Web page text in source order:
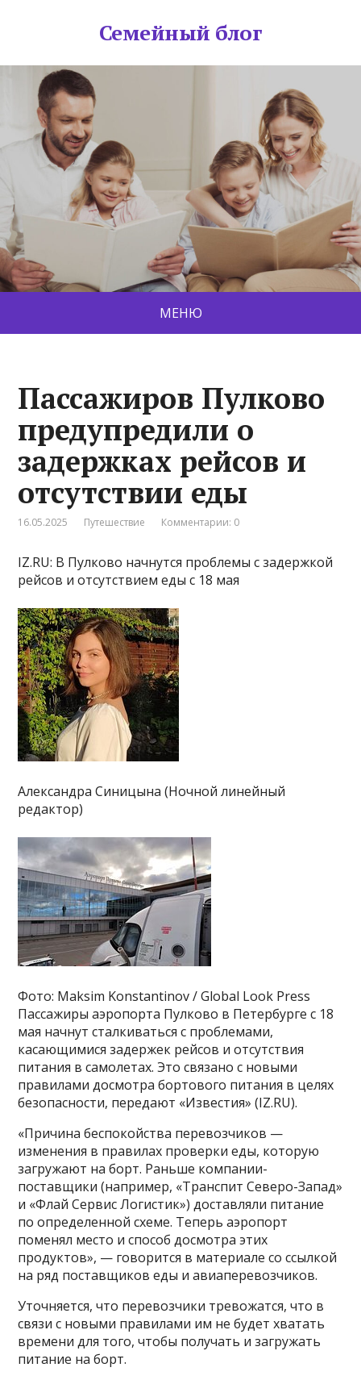
Семейный блог
МЕНЮ
Пассажиров Пулково
предупредили о
задержках рейсов и
отсутствии еды
16.05.2025 Путешествие Комментарии: 0
IZ.RU: В Пулково начнутся проблемы с задержкой
рейсов и отсутствием еды с 18 мая
Александра Синицына (Ночной линейный
редактор)
Фото: Maksim Konstantinov / Global Look Press
Пассажиры аэропорта Пулково в Петербурге с 18
мая начнут сталкиваться с проблемами,
касающимися задержек рейсов и отсутствия
питания в самолетах. Это связано с новыми
правилами досмотра бортового питания в целях
безопасности, передают «Известия» (IZ.RU).
«Причина беспокойства перевозчиков —
изменения в правилах проверки еды, которую
загружают на борт. Раньше компании-
поставщики (например, «Транспит Северо-Запад»
и «Флай Сервис Логистик») доставляли питание
по определенной схеме. Теперь аэропорт
поменял место и способ досмотра этих
продуктов», — говорится в материале со ссылкой
на ряд поставщиков еды и авиаперевозчиков.
Уточняется, что перевозчики тревожатся, что в
связи с новыми правилами им не будет хватать
времени для того, чтобы получать и загружать
питание на борт.